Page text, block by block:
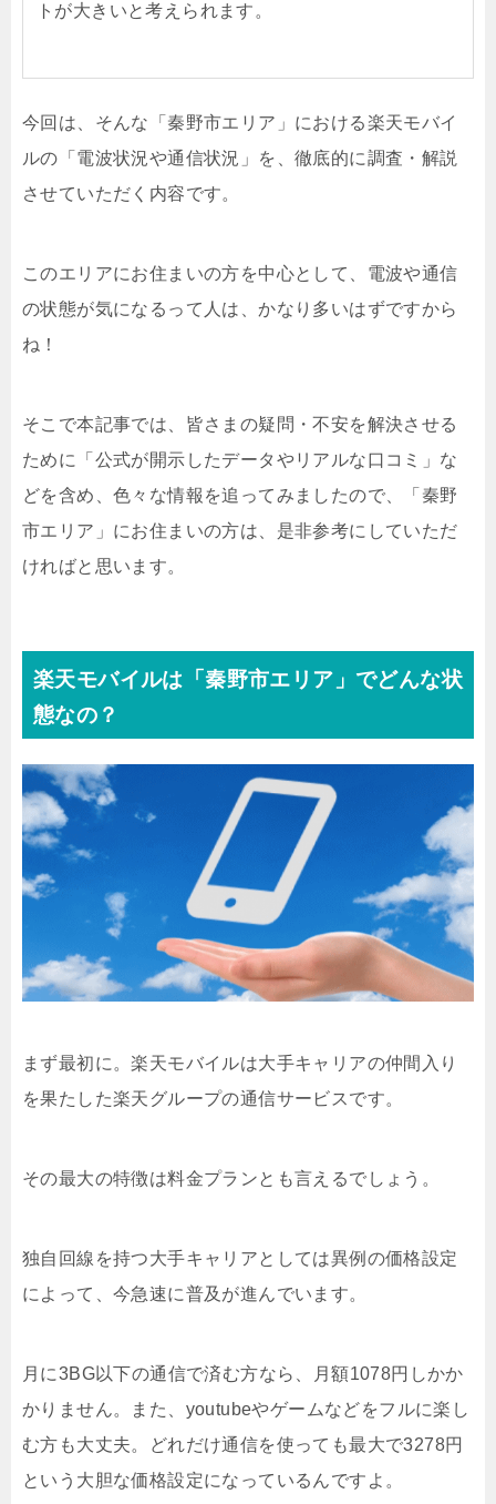
トが大きいと考えられます。
今回は、そんな「秦野市エリア」における楽天モバイ
ルの「電波状況や通信状況」を、徹底的に調査・解説
させていただく内容です。
このエリアにお住まいの方を中心として、電波や通信
の状態が気になるって人は、かなり多いはずですから
ね！
そこで本記事では、皆さまの疑問・不安を解決させる
ために「公式が開示したデータやリアルな口コミ」な
どを含め、色々な情報を追ってみましたので、「秦野
市エリア」にお住まいの方は、是非参考にしていただ
ければと思います。
楽天モバイルは「秦野市エリア」でどんな状
態なの？
まず最初に。楽天モバイルは大手キャリアの仲間入り
を果たした楽天グループの通信サービスです。
その最大の特徴は料金プランとも言えるでしょう。
独自回線を持つ大手キャリアとしては異例の価格設定
によって、今急速に普及が進んでいます。
月に3BG以下の通信で済む方なら、月額1078円しかか
かりません。また、youtubeやゲームなどをフルに楽し
む方も大丈夫。どれだけ通信を使っても最大で3278円
という大胆な価格設定になっているんですよ。